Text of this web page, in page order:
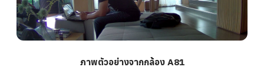
ภาพตัวอย่างจากกล้อง A81